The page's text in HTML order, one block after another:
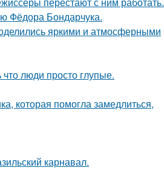
Фёдора Бондарчука.
яркими и атмосферными
люди просто глупые.
которая помогла замедлиться,
карнавал.